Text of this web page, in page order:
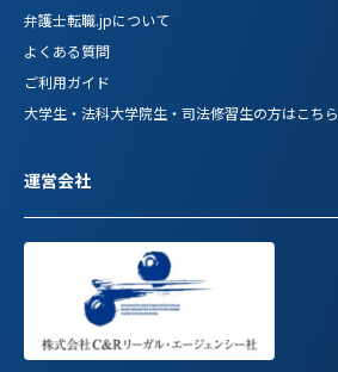
弁護士転職.jpについて
よくある質問
ご利用ガイド
大学生・法科大学院生・司法修習生の方はこちら
運営会社